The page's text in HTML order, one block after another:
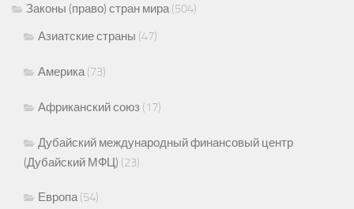
Законы (право) стран мира(504)
Азиатские страны (47)
Америка(73)
Африканский союз (17)
Дубайский международный финансовый центр
(Дубайский МФЦ) (23)
Европа(54)